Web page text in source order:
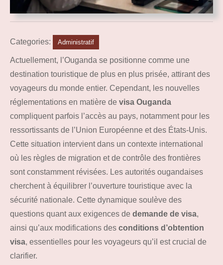
Categories: Administratif
Actuellement, l’Ouganda se positionne comme une
destination touristique de plus en plus prisée, attirant des
voyageurs du monde entier. Cependant, les nouvelles
réglementations en matière de visa Ouganda
compliquent parfois l’accès au pays, notamment pour les
ressortissants de l’Union Européenne et des États-Unis.
Cette situation intervient dans un contexte international
où les règles de migration et de contrôle des frontières
sont constamment révisées. Les autorités ougandaises
cherchent à équilibrer l’ouverture touristique avec la
sécurité nationale. Cette dynamique soulève des
questions quant aux exigences de demande de visa,
ainsi qu’aux modifications des conditions d’obtention
visa, essentielles pour les voyageurs qu’il est crucial de
clarifier.